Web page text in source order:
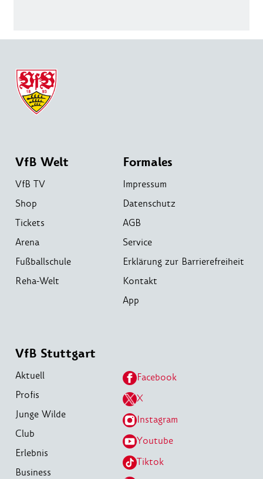
VfB Welt
VfB TV
Shop
Tickets
Arena
Fußballschule
Reha-Welt
Formales
Impressum
Datenschutz
AGB
Service
Erklärung zur Barrierefreiheit
Kontakt
App
VfB Stuttgart
Aktuell
Profis
Junge Wilde
Club
Erlebnis
Business
Facebook
X
Instagram
Youtube
Tiktok